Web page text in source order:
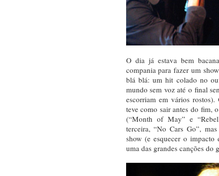
O dia já estava bem
compania para fazer um
blá blá: um hit colado no
mundo sem voz até o final
escorriam em vários
teve como sair antes do fim,
(“Month of May” e
terceira, “No Cars Go”,
show (e esquecer o
uma das grandes canções do